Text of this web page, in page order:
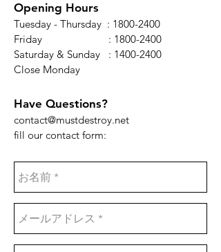
Opening Hours
Tuesday - Thursday : 1800-2400
Friday : 1800-2400
Saturday & Sunday : 1400-2400
​Close Monday
Have Questions?
contact@mustdestroy.net
fill our contact form: